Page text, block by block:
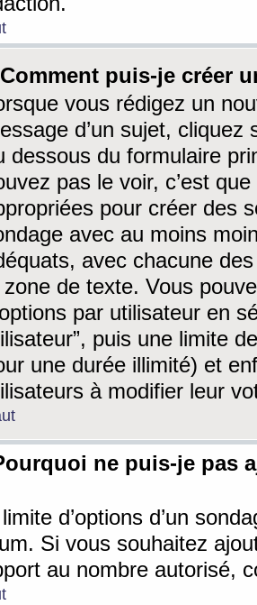
puis-je créer
vous rédigez un
d’un sujet, cliquez
dessous du formulaire
pas le voir, c’est
pour créer des
avec au moins
avec chacune
zone de texte. Vous
par utilisateur en
puis une limite
une durée illimité) et
à modifier leur
ne puis-je pas
d’options d’un
Si vous souhaitez
au nombre autorisé,